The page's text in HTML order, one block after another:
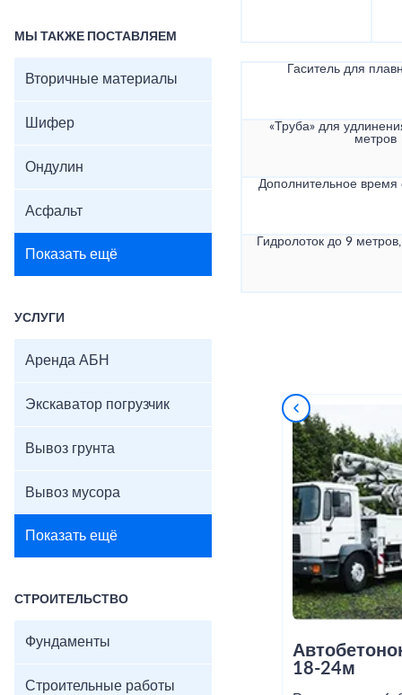
МЫ ТАКЖЕ ПОСТАВЛЯЕМ
Вторичные материалы
Шифер
Ондулин
Асфальт
Показать ещё
УСЛУГИ
Аренда АБН
Экскаватор погрузчик
Вывоз грунта
Вывоз мусора
Показать ещё
СТРОИТЕЛЬСТВО
Фундаменты
Строительные работы
Гаситель для
«Труба» для
метров
Дополнительное
Гидролоток до 9
18-24м